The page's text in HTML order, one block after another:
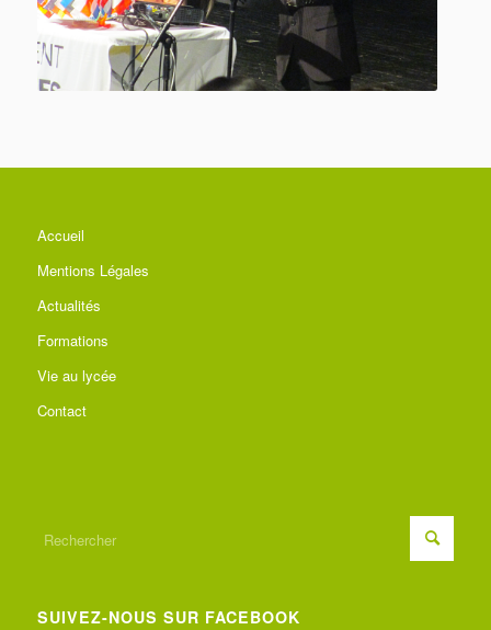
Accueil
Mentions Légales
Actualités
Formations
Vie au lycée
Contact
SUIVEZ-NOUS SUR FACEBOOK